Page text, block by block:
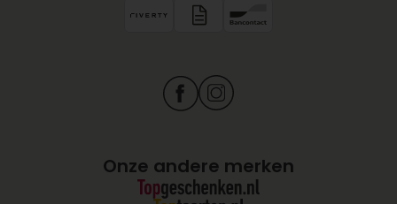
Onze andere merken